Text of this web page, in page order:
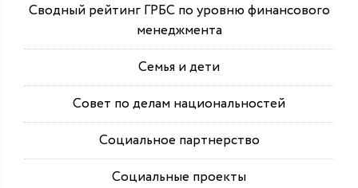
Сводный рейтинг ГРБС по уровню финансового
менеджмента
Семья и дети
Совет по делам национальностей
Социальное партнерство
Социальные проекты